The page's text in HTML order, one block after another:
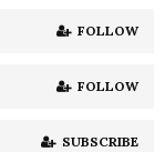
FOLLOW
FOLLOW
SUBSCRIBE